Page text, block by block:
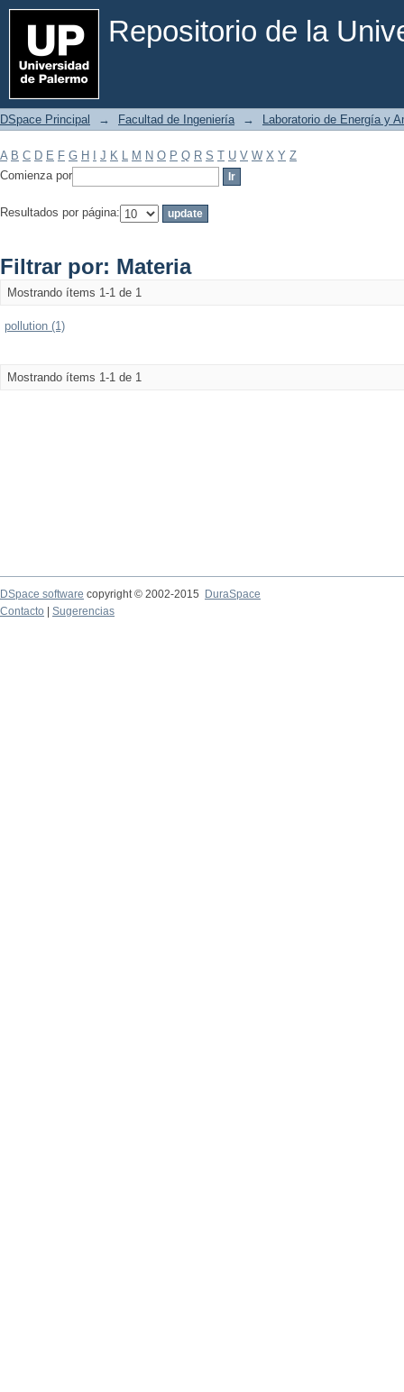
Repositorio de la
Filtrar por: Materia
DSpace Principal → Facultad de Ingeniería → Laboratorio de Energía y
A B C D E F G H J K L M N O P Q R S T U V W X Y Z
Comienza por
Resultados por página:
Filtrar por: Materia
Mostrando ítems 1-1 de 1
pollution (1)
Mostrando ítems 1-1 de 1
DSpace software copyright © 2002-2015
DuraSpace
Contacto
Sugerencias